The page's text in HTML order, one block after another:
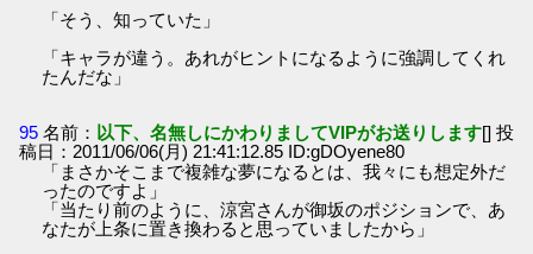
「そう、知っていた」
「キャラが違う。あれがヒントになるように強調してくれ
たんだな」
95 名前： 以下、名無しにかわりましてVIPがお送りします[] 投
稿日：2011/06/06(月) 21:41:12.85 ID:gDOyene80
「まさかそこまで複雑な夢になるとは、我々にも想定外だ
ったのですよ」
「当たり前のように、涼宮さんが御坂のポジションで、あ
なたが上条に置き換わると思っていましたから」